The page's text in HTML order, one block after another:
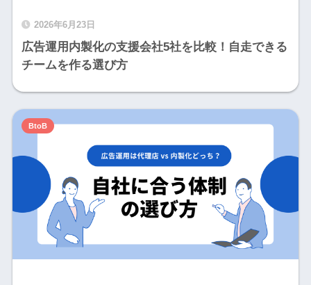
2026年6月23日
広告運用内製化の支援会社5社を比較！自走できる
チームを作る選び方
BtoB